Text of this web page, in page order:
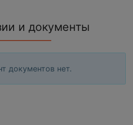
и документы
документов нет.